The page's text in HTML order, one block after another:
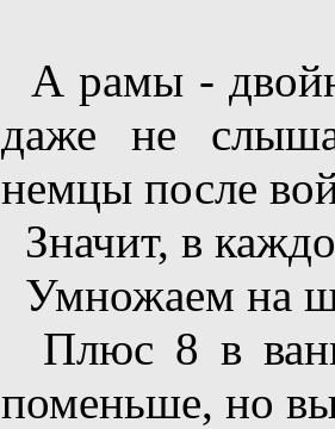
А рамы -
даже не
немцы после
Значит, в
Умножаем на
Плюс 8 в
поменьше, но